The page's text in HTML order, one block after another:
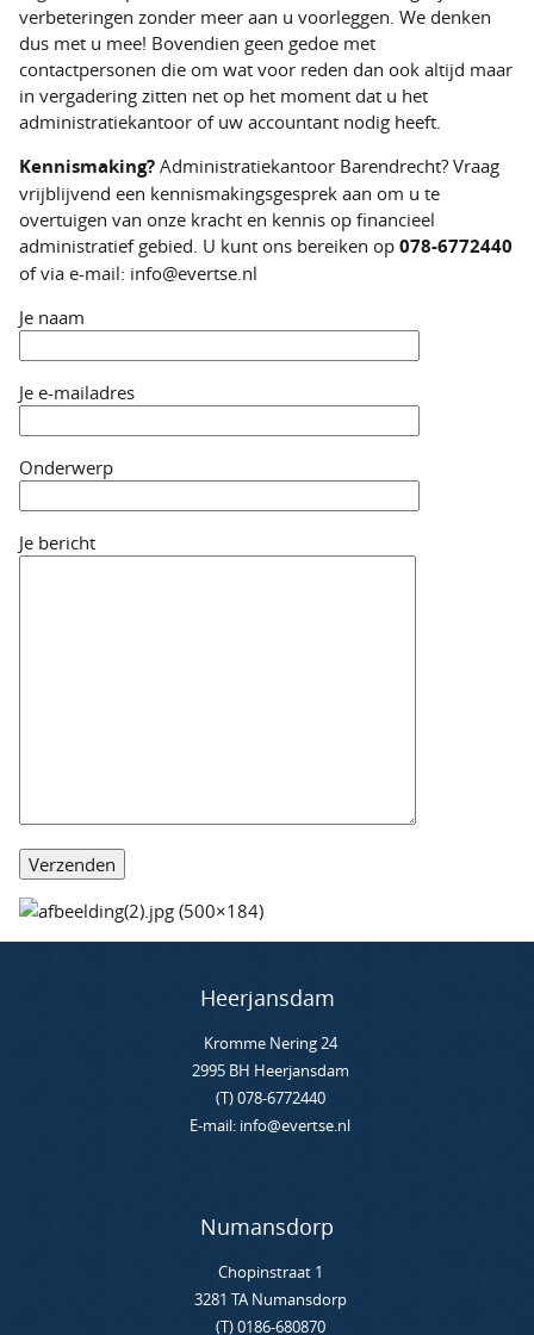
verbeteringen zonder meer aan u voorleggen. We denken
dus met u mee! Bovendien geen gedoe met
contactpersonen die om wat voor reden dan ook altijd maar
in vergadering zitten net op het moment dat u het
administratiekantoor of uw accountant nodig heeft.
Kennismaking? Administratiekantoor Barendrecht? Vraag
vrijblijvend een kennismakingsgesprek aan om u te
overtuigen van onze kracht en kennis op financieel
administratief gebied. U kunt ons bereiken op 078-6772440
of via e-mail: info@evertse.nl
Je naam
Je e-mailadres
Onderwerp
Je bericht
Heerjansdam
Kromme Nering 24
2995 BH Heerjansdam
(T) 078-6772440
E-mail: info@evertse.nl
Numansdorp
Chopinstraat 1
3281 TA Numansdorp
(T) 0186-680870